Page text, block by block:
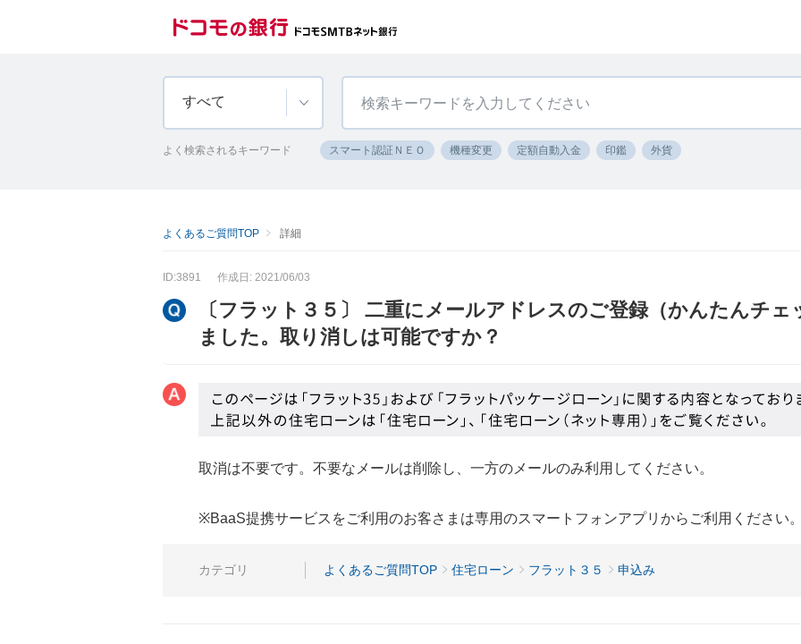
すべて
よく検索されるキーワード スマート認証ＮＥＯ 機種変更 定額自動入金 印鑑 外貨
よくあるご質問TOP 詳細
ID:3891 作成日: 2021/06/03
〔フラット３５〕 二重にメールアドレスのご登録（かんたんチ
ました。取り消しは可能ですか？
取消は不要です。不要なメールは削除し、一方のメールのみ利用してください。
※BaaS提携サービスをご利用のお客さまは専用のスマートフォンアプリからご利用ください
カテゴリ よくあるご質問TOP 住宅ローン フラット３５ 申込み